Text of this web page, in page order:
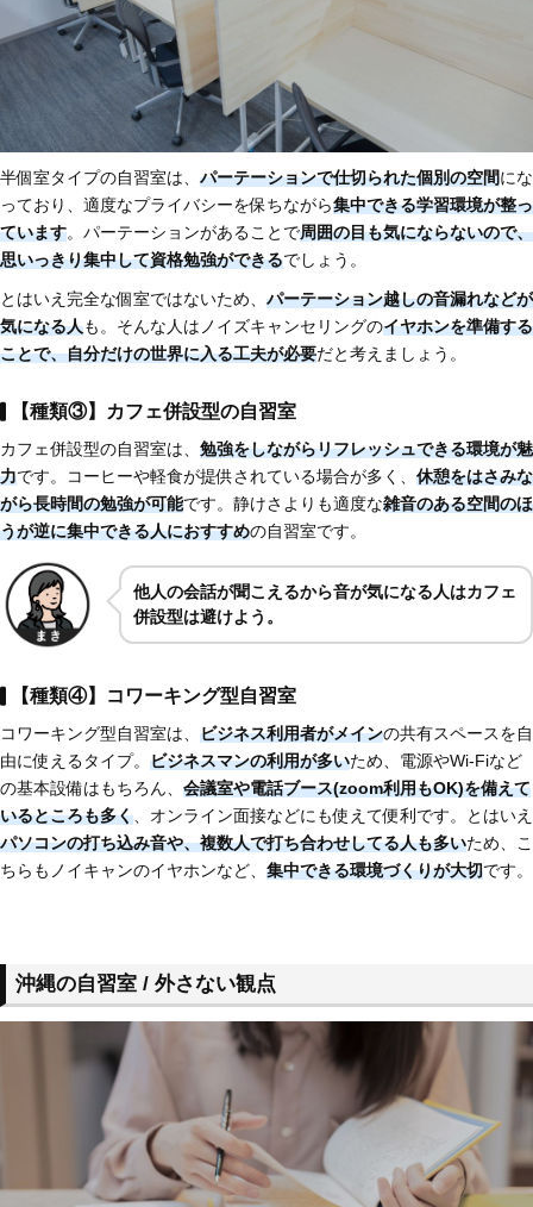
半個室タイプの自習室は、 パーテーションで仕切られた個別の空間にな
っており、適度なプライバシーを保ちながら集中できる学習環境が整っ
ています。パーテーションがあることで周囲の目も気にならないので、
思いっきり集中して資格勉強ができるでしょう。
とはいえ完全な個室ではないため、 パーテーション越しの音漏れなどが
気になる人も。そんな人はノイズキャンセリングのイヤホンを準備する
ことで、自分だけの世界に入る工夫が必要だと考えましょう。
【種類③】カフェ併設型の自習室
カフェ併設型の自習室は、 勉強をしながらリフレッシュできる環境が魅
力です。コーヒーや軽食が提供されている場合が多く、 休憩をはさみな
がら長時間の勉強が可能です。静けさよりも適度な雑音のある空間のほ
うが逆に集中できる人におすすめの自習室です。
他人の会話が聞こえるから音が気になる人はカフェ
併設型は避けよう。
【種類④】コワーキング型自習室
コワーキング型自習室は、 ビジネス利用者がメインの共有スペースを自
由に使えるタイプ。 ビジネスマンの利用が多いため、電源やWi-Fiなど
の基本設備はもちろん、 会議室や電話ブース(zoom利用もOK)を備えて
いるところも多く、オンライン面接などにも使えて便利です。とはいえ
パソコンの打ち込み音や、複数人で打ち合わせしてる人も多いため、こ
ちらもノイキャンのイヤホンなど、 集中できる環境づくりが大切です。
沖縄の自習室 / 外さない観点